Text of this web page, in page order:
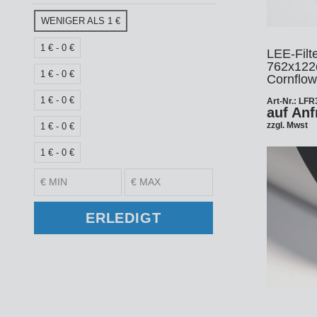
-
WENIGER ALS 1 €
1 € - 0 €
1 € - 0 €
1 € - 0 €
1 € - 0 €
1 € - 0 €
ERLEDIGT
LEE-
Art-Nr.:
auf
zzgl. Mwst